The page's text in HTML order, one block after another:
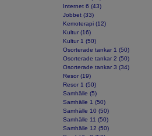
Internet 6 (43)
Jobbet (33)
Kemoterapi (12)
Kultur (16)
Kultur 1 (50)
Osorterade tankar 1 (50)
Osorterade tankar 2 (50)
Osorterade tankar 3 (34)
Resor (19)
Resor 1 (50)
Samhälle (5)
Samhälle 1 (50)
Samhälle 10 (50)
Samhälle 11 (50)
Samhälle 12 (50)